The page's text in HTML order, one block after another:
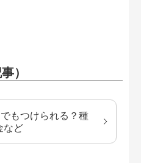
）
もつけられる？種
など